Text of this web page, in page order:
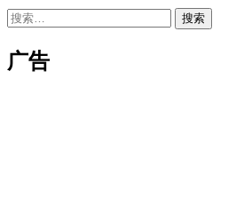
搜
广告